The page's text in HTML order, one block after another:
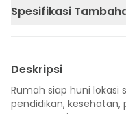
Spesifikasi
Deskripsi
Rumah siap huni
pendidikan, kesehatan,